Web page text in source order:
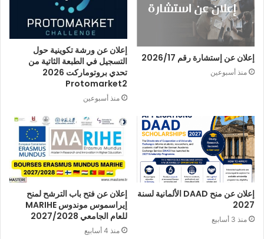
إعلان عن إستشارة رقم 2026/17
منذ أسبوعين
إعلان عن ورشة تكوينية حول
التسجيل في الطبعة الثاتية من
تحدي بروتوماركت 2026
Protomarket2
منذ أسبوعين
إعلان عن منح DAAD الألمانية لسنة
2027
منذ 3 أسابيع
إعلان عن فتح باب الترشح لمنح
إيراسموس موندوس MARIHE
للعام الجامعي 2027/2028
منذ 4 أسابيع